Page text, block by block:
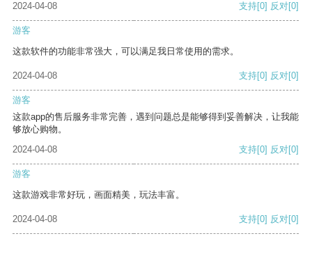
2024-04-08 支持[0] 反对[0]
游客
这款软件的功能非常强大，可以满足我日常使用的需求。
2024-04-08 支持[0] 反对[0]
游客
这款app的售后服务非常完善，遇到问题总是能够得到妥善解决，让我能
够放心购物。
2024-04-08
支持[0] 反对[0]
游客
这款游戏非常好玩，画面精美，玩法丰富。
2024-04-08 支持[0] 反对[0]